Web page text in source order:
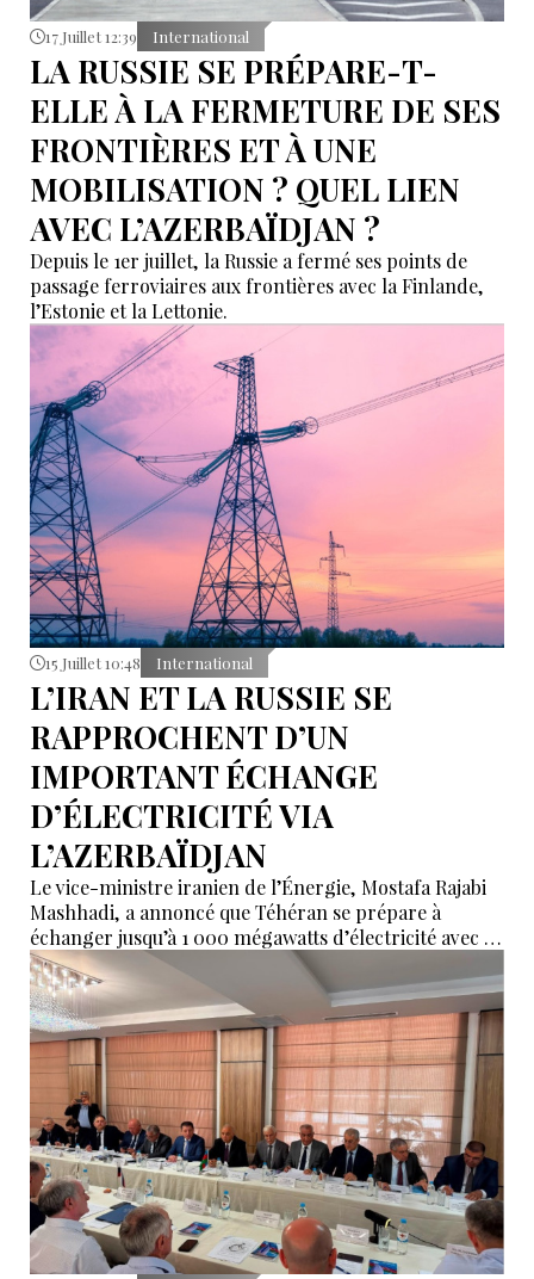
17 Juillet 12:39 International
LA RUSSIE SE PRÉPARE-T-
ELLE À LA FERMETURE DE SES
FRONTIÈRES ET À UNE
MOBILISATION ? QUEL LIEN
AVEC L’AZERBAÏDJAN ?
Depuis le 1er juillet, la Russie a fermé ses points de
passage ferroviaires aux frontières avec la Finlande,
l’Estonie et la Lettonie.
15 Juillet 10:48 International
L’IRAN ET LA RUSSIE SE
RAPPROCHENT D’UN
IMPORTANT ÉCHANGE
D’ÉLECTRICITÉ VIA
L’AZERBAÏDJAN
Le vice-ministre iranien de l’Énergie, Mostafa Rajabi
Mashhadi, a annoncé que Téhéran se prépare à
échanger jusqu’à 1 000 mégawatts d’électricité avec la
Russie en passant par l’Azerbaïdjan.